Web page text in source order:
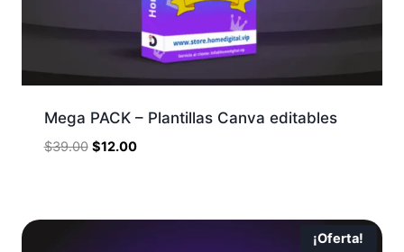
Mega PACK – Plantillas Canva editables
$39.00 $12.00
¡Oferta!